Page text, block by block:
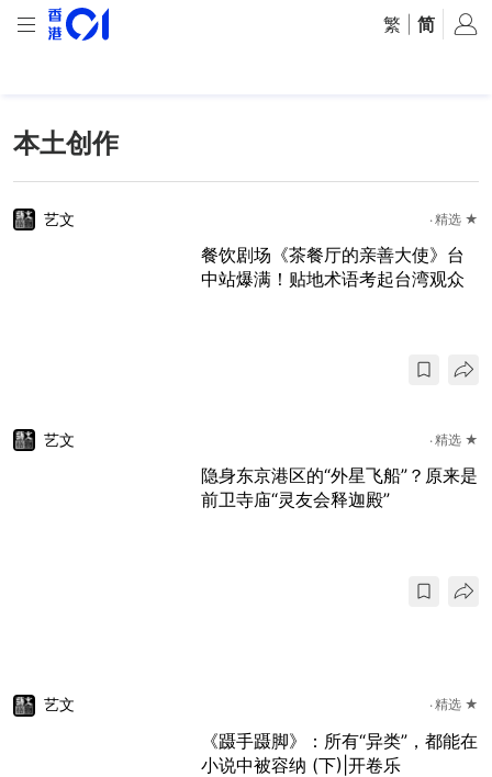
繁 简
本土创作
艺文 精选 ★
餐饮剧场《茶餐厅的亲善大使》台
中站爆满！贴地术语考起台湾观众
艺文 精选 ★
隐身东京港区的“外星飞船”？原来是
前卫寺庙“灵友会释迦殿”
艺文 精选 ★
《蹑手蹑脚》：所有“异类”，都能在
小说中被容纳 (下)|开卷乐